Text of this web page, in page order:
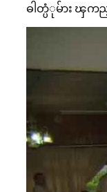
ဓါတ္ပံုမ်ား ၾကည့္